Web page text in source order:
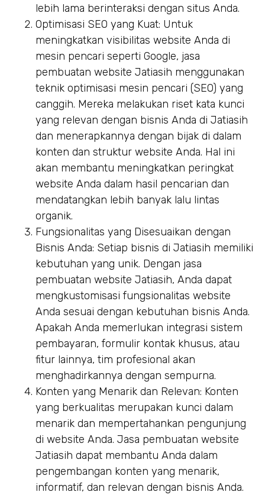
lebih lama berinteraksi dengan situs Anda.
Optimisasi SEO yang Kuat: Untuk
meningkatkan visibilitas website Anda di
mesin pencari seperti Google, jasa
pembuatan website Jatiasih menggunakan
teknik optimisasi mesin pencari (SEO) yang
canggih. Mereka melakukan riset kata kunci
yang relevan dengan bisnis Anda di Jatiasih
dan menerapkannya dengan bijak di dalam
konten dan struktur website Anda. Hal ini
akan membantu meningkatkan peringkat
website Anda dalam hasil pencarian dan
mendatangkan lebih banyak lalu lintas
organik.
Fungsionalitas yang Disesuaikan dengan
Bisnis Anda: Setiap bisnis di Jatiasih memiliki
kebutuhan yang unik. Dengan jasa
pembuatan website Jatiasih, Anda dapat
mengkustomisasi fungsionalitas website
Anda sesuai dengan kebutuhan bisnis Anda.
Apakah Anda memerlukan integrasi sistem
pembayaran, formulir kontak khusus, atau
fitur lainnya, tim profesional akan
menghadirkannya dengan sempurna.
Konten yang Menarik dan Relevan: Konten
yang berkualitas merupakan kunci dalam
menarik dan mempertahankan pengunjung
di website Anda. Jasa pembuatan website
Jatiasih dapat membantu Anda dalam
pengembangan konten yang menarik,
informatif, dan relevan dengan bisnis Anda.